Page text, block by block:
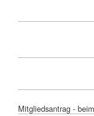
Mitgliedsantrag -